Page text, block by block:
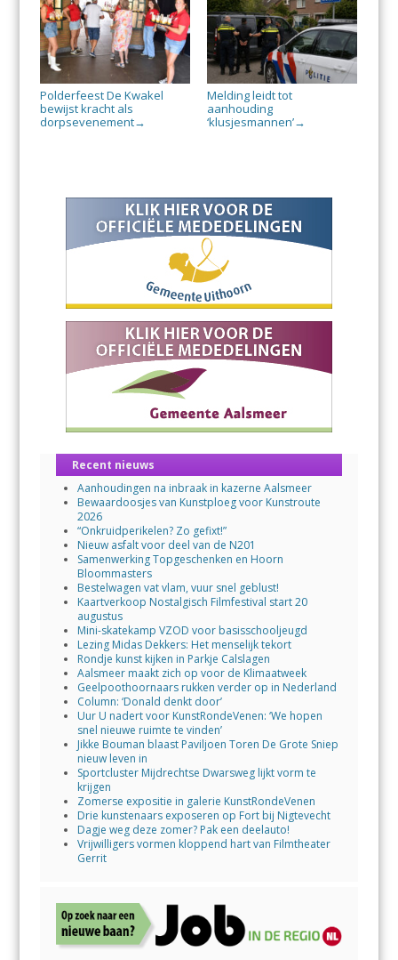
Polderfeest De Kwakel
bewijst kracht als
dorpsevenement→
Melding leidt tot
aanhouding
‘klusjesmannen’→
Recent nieuws
Aanhoudingen na inbraak in kazerne Aalsmeer
Bewaardoosjes van Kunstploeg voor Kunstroute
2026
“Onkruidperikelen? Zo gefixt!”
Nieuw asfalt voor deel van de N201
Samenwerking Topgeschenken en Hoorn
Bloommasters
Bestelwagen vat vlam, vuur snel geblust!
Kaartverkoop Nostalgisch Filmfestival start 20
augustus
Mini-skatekamp VZOD voor basisschooljeugd
Lezing Midas Dekkers: Het menselijk tekort
Rondje kunst kijken in Parkje Calslagen
Aalsmeer maakt zich op voor de Klimaatweek
Geelpoothoornaars rukken verder op in Nederland
Column: ‘Donald denkt door’
Uur U nadert voor KunstRondeVenen: ‘We hopen
snel nieuwe ruimte te vinden’
Jikke Bouman blaast Paviljoen Toren De Grote Sniep
nieuw leven in
Sportcluster Mijdrechtse Dwarsweg lijkt vorm te
krijgen
Zomerse expositie in galerie KunstRondeVenen
Drie kunstenaars exposeren op Fort bij Nigtevecht
Dagje weg deze zomer? Pak een deelauto!
Vrijwilligers vormen kloppend hart van Filmtheater
Gerrit